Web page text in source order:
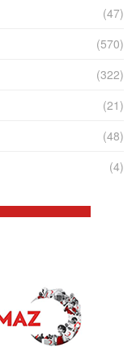
(47)
(570)
(322)
(21)
(48)
(4)